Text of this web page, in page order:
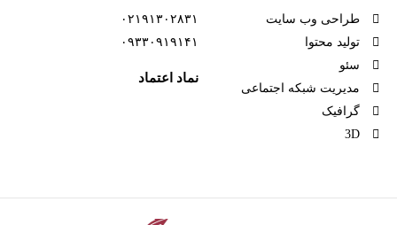
طراحی وب سایت
تولید محتوا
سئو
مدیریت شبکه اجتماعی
گرافیک
3D
۰۲۱۹۱۳۰۲۸۳۱
۰۹۳۳۰۹۱۹۱۴۱
نماد اعتماد